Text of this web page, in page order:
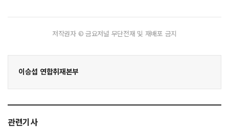
저작권자 © 금요저널 무단전재 및 재배포 금지
이승섭 연합취재본부
관련기사